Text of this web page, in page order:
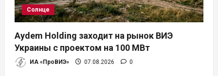
Солнце
Aydem Holding заходит на рынок ВИЭ
Украины с проектом на 100 МВт
ИА «ПроВИЭ» 07.08.2026 0